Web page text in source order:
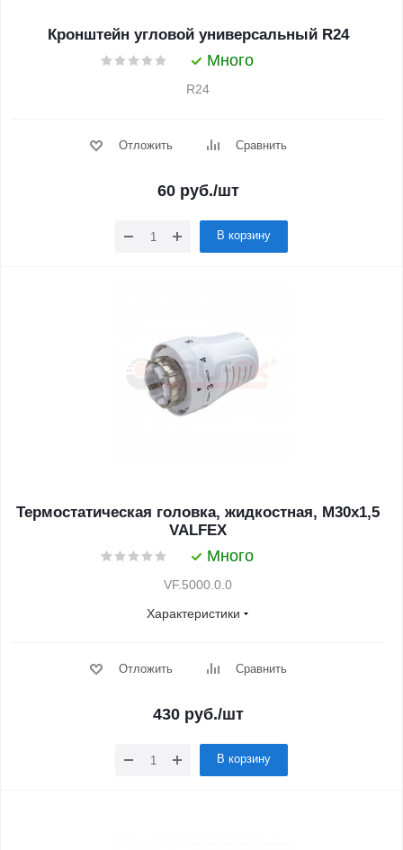
Кронштейн угловой универсальный R24
Много
R24
Отложить Сравнить
60 руб./шт
В корзину
Термостатическая головка, жидкостная, М30х1,5
VALFEX
Много
VF.5000.0.0
Характеристики
Отложить Сравнить
430 руб./шт
В корзину